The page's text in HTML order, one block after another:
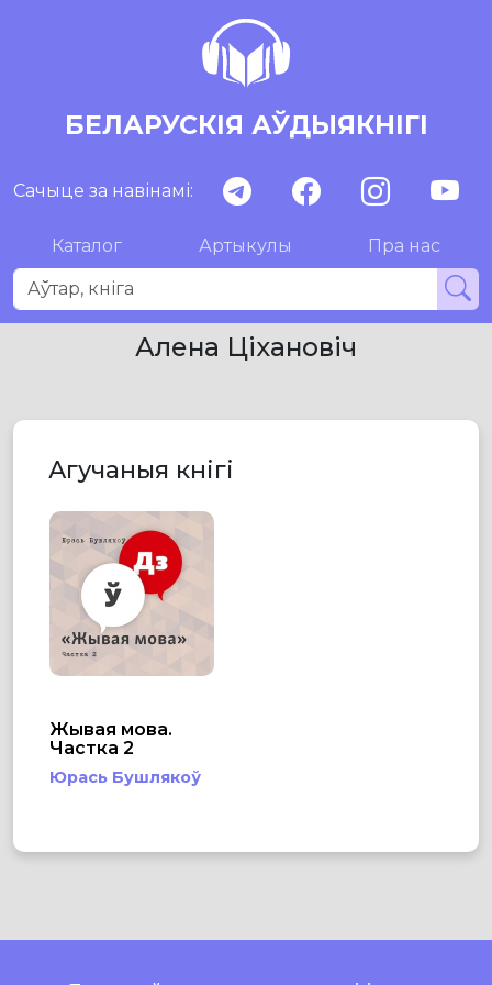
БЕЛАРУСКІЯ АЎДЫЯКНІГІ
Сачыце за навінамі:
Каталог Артыкулы Пра нас
Алена Ціхановіч
Агучаныя кнігі
Жывая мова.
Частка 2
Юрась Бушлякоў